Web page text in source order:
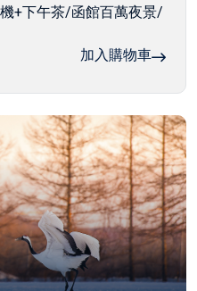
+下午茶/函館百萬夜景/
加入購物車